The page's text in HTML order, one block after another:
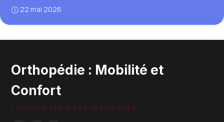
22 mai 2026
Orthopédie : Mobilité et
Confort
TOUT SUR LES AIDES TECHNIQUES